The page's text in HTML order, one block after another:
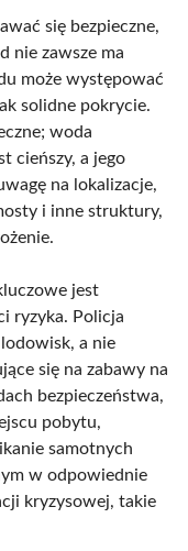
się bezpieczne,
nie zawsze ma
może występować
solidne pokrycie.
woda
cieńszy, a jego
na lokalizacje,
i inne struktury,
jest
ryzyka. Policja
a nie
się na zabawy na
bezpieczeństwa,
pobytu,
samotnych
w odpowiednie
kryzysowej, takie